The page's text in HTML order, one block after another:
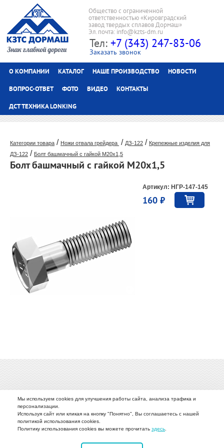
Общество с ограниченной
ответственностью «Кировградский
завод твердых сплавов Дормаш»
Эл.почта: info@kzts-dm.ru
Тел:+7 (343) 247-83-06
Заказать звонок
О КОМПАНИИ КАТАЛОГ НАШЕ ПРОИЗВОДСТВО НОВОСТИ
ВОПРОС-ОТВЕТ ФОТО ВИДЕО КОНТАКТЫ
ДСТ ТЕХНИКА LONKING
Категории товара / Ножи отвала грейдера / ДЗ-122 / Крепежные изделия для
ДЗ-122 / Болт башмачный с гайкой М20х1,5
Болт башмачный с гайкой М20х1,5
Артикул: НГР-147-145
160 ₽
О компании Каталог Наше производство
Новости
Мы используем cookies для улучшения работы сайта, анализа трафика и
персонализации.
Используя сайт или кликая на кнопку "Понятно", Вы соглашаетесь с нашей
политикой использования cookies.
Политику использования cookies вы можете прочитать здесь